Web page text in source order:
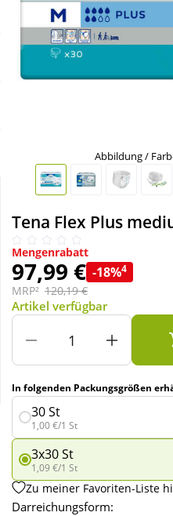
Schnäppchen
Täglich gut versorgt
Körperpflege & Kosmetik
Liebe & Erotik
Nahrungsergänzung
Sanitätshaus
Sport & Fitness
Tierbedarf
Wellness
Abbildung /
Tena Flex Plus
Mengenrabatt
97,99 € -18%4
MRP² 120,19 €
Artikel verfügbar
In folgenden Packungsgrößen
30 St
1,00 €/1 St
3x30 St
1,09 €/1 St
Zu meiner Favoriten-Liste
Darreichungsform: